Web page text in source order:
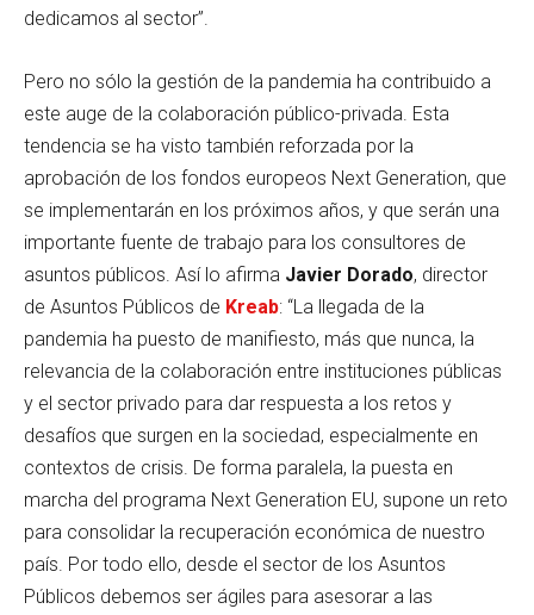
dedicamos al sector”.
Pero no sólo la gestión de la pandemia ha contribuido a
este auge de la colaboración público-privada. Esta
tendencia se ha visto también reforzada por la
aprobación de los fondos europeos Next Generation, que
se implementarán en los próximos años, y que serán una
importante fuente de trabajo para los consultores de
asuntos públicos. Así lo afirma Javier Dorado, director
de Asuntos Públicos de Kreab: “La llegada de la
pandemia ha puesto de manifiesto, más que nunca, la
relevancia de la colaboración entre instituciones públicas
y el sector privado para dar respuesta a los retos y
desafíos que surgen en la sociedad, especialmente en
contextos de crisis. De forma paralela, la puesta en
marcha del programa Next Generation EU, supone un reto
para consolidar la recuperación económica de nuestro
país. Por todo ello, desde el sector de los Asuntos
Públicos debemos ser ágiles para asesorar a las